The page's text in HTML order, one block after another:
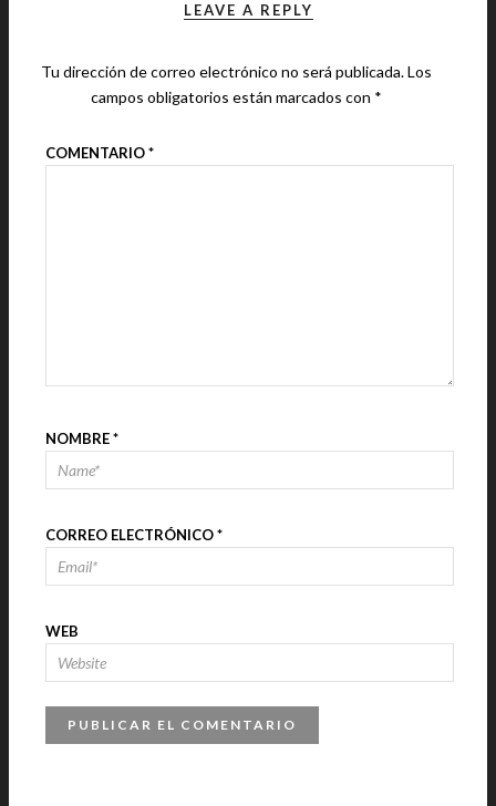
LEAVE A REPLY
Tu dirección de correo electrónico no será publicada.Los
campos obligatorios están marcados con *
COMENTARIO*
NOMBRE*
CORREO ELECTRÓNICO*
WEB